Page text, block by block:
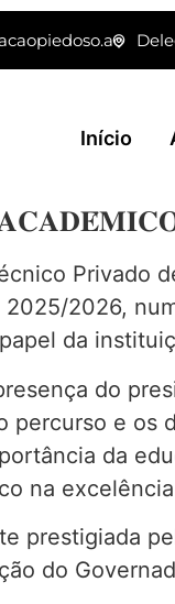
Início
Privado
2026,
da
do
percurso e os
da
na
prestigiada
do